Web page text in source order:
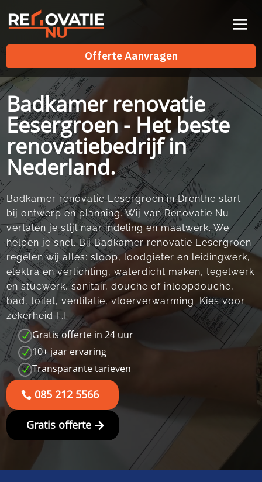
Offerte Aanvragen
Offerte Aanvragen
Badkamer renovatie
Eesergroen - Het beste
renovatiebedrijf in
Nederland.
Badkamer renovatie Eesergroen in Drenthe start
bij ontwerp en planning. Wij van Renovatie Nu
vertalen je stijl naar indeling en maatwerk. We
helpen je snel. Bij Badkamer renovatie Eesergroen
regelen wij alles: sloop, loodgieter en leidingwerk,
elektra en verlichting, waterdicht maken, tegelwerk
en stucwerk, sanitair, douche of inloopdouche,
bad, toilet, ventilatie, vloerverwarming. Kies voor
zekerheid […]
N Gratis offerte in 24 uur
N 10+ jaar ervaring
N Transparante tarieven
085 212 5566
Gratis offerte